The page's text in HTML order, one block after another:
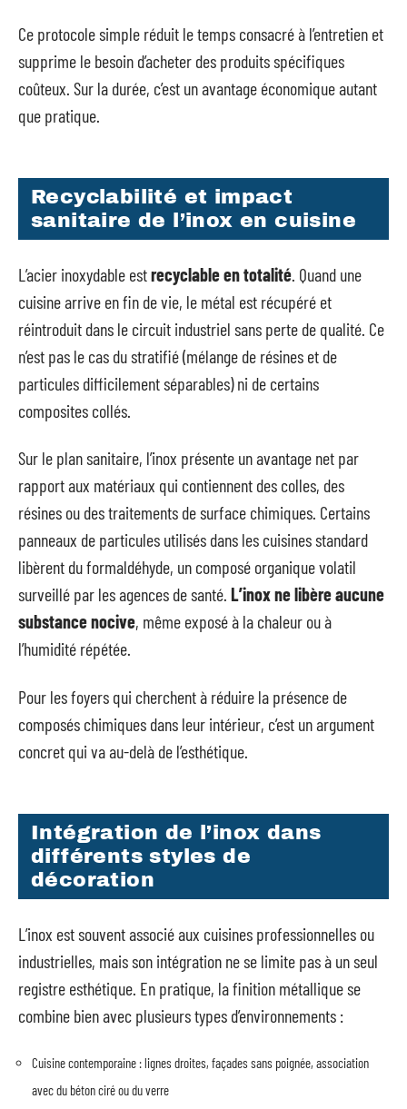
Ce protocole simple réduit le temps consacré à l’entretien et
supprime le besoin d’acheter des produits spécifiques
coûteux. Sur la durée, c’est un avantage économique autant
que pratique.
Recyclabilité et impact
sanitaire de l’inox en cuisine
L’acier inoxydable estrecyclable en totalité . Quand une
cuisine arrive en fin de vie, le métal est récupéré et
réintroduit dans le circuit industriel sans perte de qualité. Ce
n’est pas le cas du stratifié (mélange de résines et de
particules difficilement séparables) ni de certains
composites collés.
Sur le plan sanitaire, l’inox présente un avantage net par
rapport aux matériaux qui contiennent des colles, des
résines ou des traitements de surface chimiques. Certains
panneaux de particules utilisés dans les cuisines standard
libèrent du formaldéhyde, un composé organique volatil
surveillé par les agences de santé. L’inox ne libère aucune
substance nocive, même exposé à la chaleur ou à
l’humidité répétée.
Pour les foyers qui cherchent à réduire la présence de
composés chimiques dans leur intérieur, c’est un argument
concret qui va au-delà de l’esthétique.
Intégration de l’inox dans
différents styles de
décoration
L’inox est souvent associé aux cuisines professionnelles ou
industrielles, mais son intégration ne se limite pas à un seul
registre esthétique. En pratique, la finition métallique se
combine bien avec plusieurs types d’environnements :
Cuisine contemporaine : lignes droites, façades sans poignée, association
avec du béton ciré ou du verre